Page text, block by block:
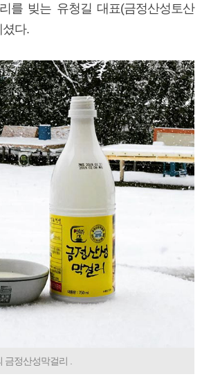
를 빚는 유청길 대표(금정산성토산
셨다.
정산성막걸리 .